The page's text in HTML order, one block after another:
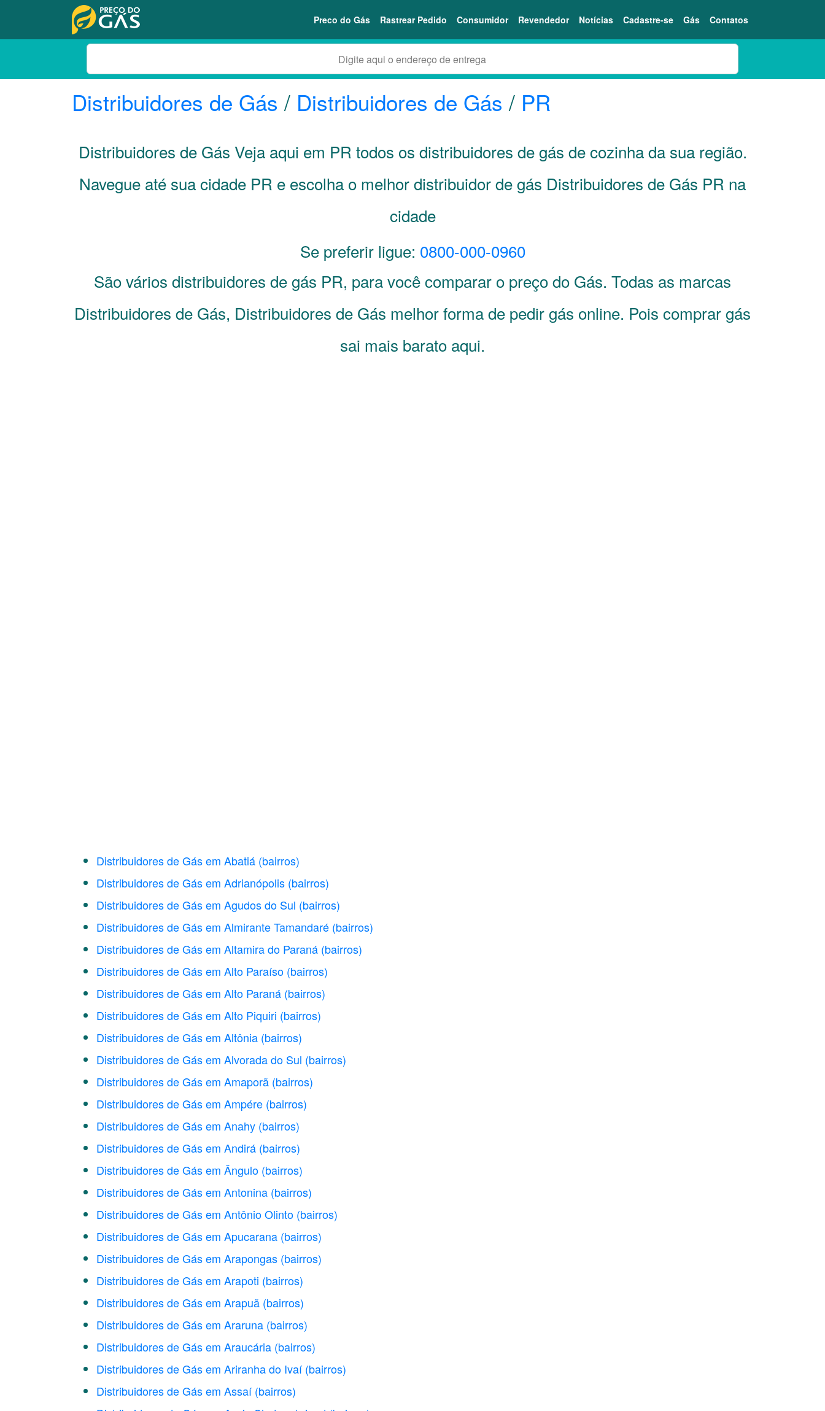
Preco do Gás Rastrear Pedido Consumidor Revendedor Notícias Cadastre-se Gás Contatos
Distribuidores de Gás/ Distribuidores de Gás / PR
Distribuidores de Gás Veja aqui em PR todos os distribuidores de gás de cozinha da sua região.
Navegue até sua cidade PR e escolha o melhor distribuidor de gás Distribuidores de Gás PR na
cidade
Se preferir ligue: 0800-000-0960
São vários distribuidores de gás PR, para você comparar o preço do Gás. Todas as marcas
Distribuidores de Gás, Distribuidores de Gás melhor forma de pedir gás online. Pois comprar gás
sai mais barato aqui.
Distribuidores de Gás em Abatiá (bairros)
Distribuidores de Gás em Adrianópolis (bairros)
Distribuidores de Gás em Agudos do Sul (bairros)
Distribuidores de Gás em Almirante Tamandaré (bairros)
Distribuidores de Gás em Altamira do Paraná (bairros)
Distribuidores de Gás em Alto Paraíso (bairros)
Distribuidores de Gás em Alto Paraná (bairros)
Distribuidores de Gás em Alto Piquiri (bairros)
Distribuidores de Gás em Altônia (bairros)
Distribuidores de Gás em Alvorada do Sul (bairros)
Distribuidores de Gás em Amaporã (bairros)
Distribuidores de Gás em Ampére (bairros)
Distribuidores de Gás em Anahy (bairros)
Distribuidores de Gás em Andirá (bairros)
Distribuidores de Gás em Ângulo (bairros)
Distribuidores de Gás em Antonina (bairros)
Distribuidores de Gás em Antônio Olinto (bairros)
Distribuidores de Gás em Apucarana (bairros)
Distribuidores de Gás em Arapongas (bairros)
Distribuidores de Gás em Arapoti (bairros)
Distribuidores de Gás em Arapuã (bairros)
Distribuidores de Gás em Araruna (bairros)
Distribuidores de Gás em Araucária (bairros)
Distribuidores de Gás em Ariranha do Ivaí (bairros)
Distribuidores de Gás em Assaí (bairros)